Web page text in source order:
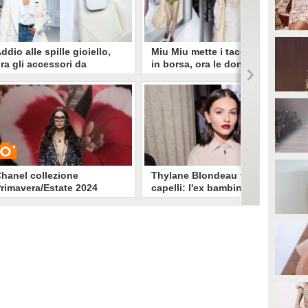
alle spille gioiello,
gli accessori da
alla giacca sono
smartphone
notato le piccole spille
alle giacche della
Coperni P/E 2024
a Parigi? Non si tratta
gioielli ma di dispositivi hi-
destinati a prendere il posto
smartphone.
collezione
Estate 2024
Miu Miu mette i tacchi alti
in borsa, ora le donne sono
libere di camminare
comodamente
La dittatura dello stiletto è finita e
ora anche la moda propone
calzature rasoterra adattandosi
alle esigenze di comfort delle
donne moderne. Miu Miu porta in
passerella un inno alla comodità.
Thylane Blondeau taglia i
capelli: l'ex bambina più
bella del mondo col